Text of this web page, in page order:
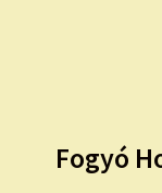
Fogyó